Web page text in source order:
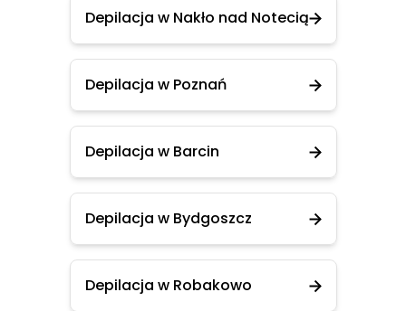
Depilacja w Nakło nad Notecią
Depilacja w Poznań
Depilacja w Barcin
Depilacja w Bydgoszcz
Depilacja w Robakowo